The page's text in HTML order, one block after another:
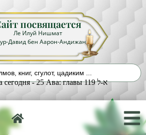
посвящается
Ле Илуй Нишмат
Давид бен Аарон-Андижан
Теилим на сегодня - 25 Ава: главы 119 א-ל